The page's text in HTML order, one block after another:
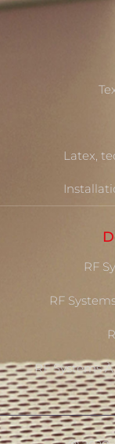
Latex,
RF
RF
RF Systems